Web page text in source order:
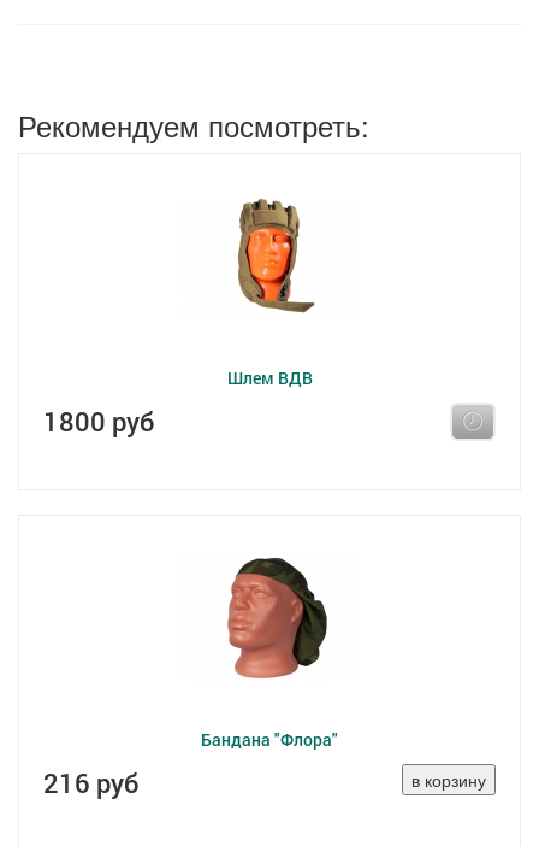
Рекомендуем посмотреть:
Шлем ВДВ
1800 руб
Бандана "Флора"
216 руб